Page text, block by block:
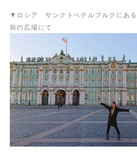
▼ロシア サンクトペテルブルクにあ
前の広場にて